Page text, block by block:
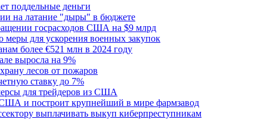
поддельные деньги
на латание "дыры" в бюджете
госрасходов США на $9 млрд
меры для ускорения военных закупок
более €521 млн в 2024 году
выросла на 9%
лесов от пожаров
ставку до 7%
для трейдеров из США
США и построит крупнейший в мире фармзавод
выплачивать выкуп киберпреступникам